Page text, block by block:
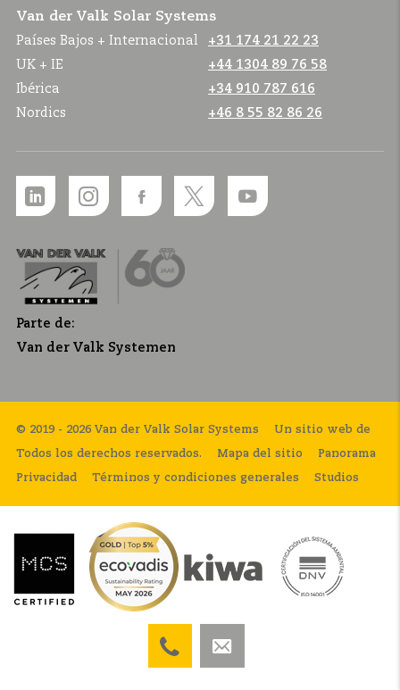
Van der Valk Solar Systems
Países Bajos + Internacional
+31 174 21 22 23
UK + IE
+44 1304 89 76 58
Ibérica
+34 910 787 616
Nordics
+46 8 55 82 86 26
Parte de:
Van der Valk Systemen
© 2019 - 2026 Van der Valk Solar Systems
Todos los derechos reservados. Mapa del sitio
Privacidad Términos y condiciones generales
Un sitio web de
Panorama
Studios